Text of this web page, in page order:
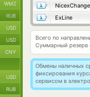
ExLine
Всего по
Суммарный резерв
Обмены наличных
фиксирования
сервисом в
WMZ
RUB
USD
USD
CNY
USD
RUB